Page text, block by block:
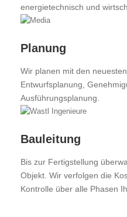
energietechnisch und
Planung
Wir planen mit den
Entwurfsplanung,
Ausführungsplanung.
Bauleitung
Bis zur Fertigstellung
Objekt. Wir verfolgen die
Kontrolle über alle Phasen